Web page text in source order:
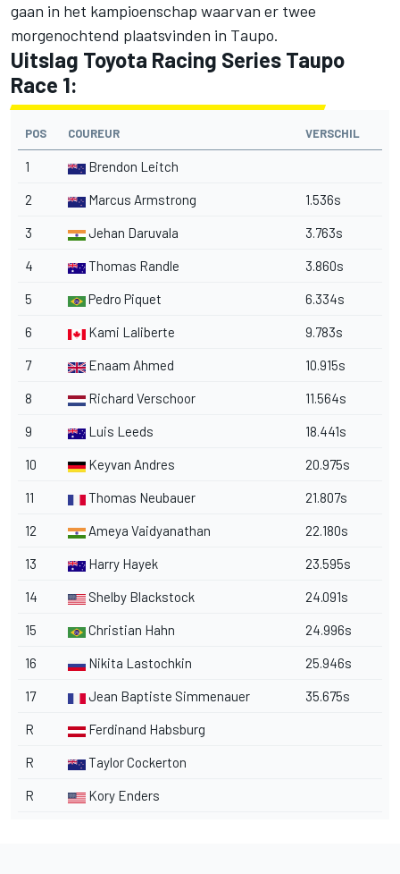
gaan in het kampioenschap waarvan er twee
morgenochtend plaatsvinden in Taupo.
Uitslag Toyota Racing Series Taupo
Race 1:
POS COUREUR VERSCHIL
1 Brendon Leitch
2 Marcus Armstrong 1.536s
3 Jehan Daruvala 3.763s
4 Thomas Randle 3.860s
5 Pedro Piquet 6.334s
6 Kami Laliberte 9.783s
7 Enaam Ahmed 10.915s
8 Richard Verschoor 11.564s
9 Luis Leeds 18.441s
10 Keyvan Andres 20.975s
11 Thomas Neubauer 21.807s
12 Ameya Vaidyanathan 22.180s
13 Harry Hayek 23.595s
14 Shelby Blackstock 24.091s
15 Christian Hahn 24.996s
16 Nikita Lastochkin 25.946s
17 Jean Baptiste Simmenauer 35.675s
R Ferdinand Habsburg
R Taylor Cockerton
R Kory Enders